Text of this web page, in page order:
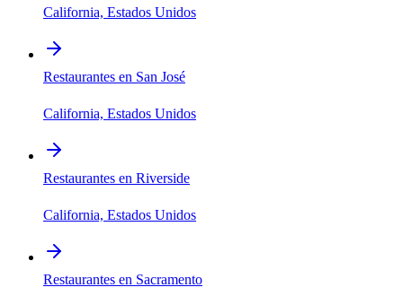
California, Estados Unidos
Restaurantes en San José
California, Estados Unidos
Restaurantes en Riverside
California, Estados Unidos
Restaurantes en Sacramento